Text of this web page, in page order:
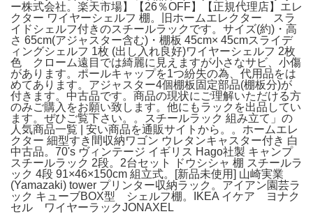
ー株式会社。楽天市場】【26％OFF】【正規代理店】エレ
クター ワイヤーシェルフ 棚。旧ホームエレクター スラ
イドシェルフ付きのスチールラックです。サイズ(約)・高
さ 65cm(アジャスター含む)・棚板 45cm× 45cmスライデ
ィングシェルフ 1枚 (出し入れ良好)ワイヤーシェルフ 2枚
色 クローム遠目では綺麗に見えますが小さなサビ、小傷
があります。ポールキャップを1つ紛失の為、代用品をは
めてあります。アジャスター4個棚板固定部品(棚板分)が
付きます。中古品です。商品の現状にご理解いただける方
のみご購入をお願い致します。他にもラックを出品してい
ます。ぜひご覧下さい。。スチールラック 組み立て」の
人気商品一覧 | 安い商品を通販サイトから。。ホームエレ
クター 細型すき間収納ワゴン ウレタンキャスター付き 白
中古品。70's ヴィンテージ イギリス Hago社製 キャンプ
スチールラック 2段。2台セット ドウシシャ 棚 スチールラ
ック 4段 91×46×150cm 組立式。[新品未使用] 山崎実業
(Yamazaki) tower プリンター収納ラック。アイアン園芸ラ
ック キューブBOX型 シェルフ棚。IKEA イケア ヨナク
セル ワイヤーラックJONAXEL